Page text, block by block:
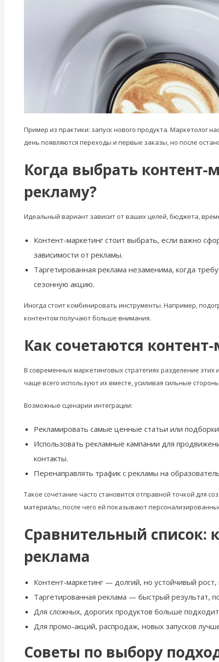
Пример из практики: запуск нового продукта. Маркетолог
день появляются переходы и первые заказы, но после
Когда выбрать
рекламу?
Идеальный вариант зависит от ваших целей, бюджета,
Контент-маркетинг стоит выбрать, если важно
зависимости от рекламы.
Таргетированная реклама незаменима, когда
сезонную акцию.
Иногда стоит комбинировать инструменты. Например,
контентом получают больше внимания.
Как сочетаются
В современных маркетинговых стратегиях разделение
чаще всего используют их вместе, усиливая сильные
Возможные сценарии интеграции:
Рекламировать самые ценные статьи или
Использовать рекламные кампании для
контакты.
Перенаправлять трафик с рекламы на
Такое сочетание часто становится отправной точкой для
материалы, после чего ей показывают
Сравнительный список:
реклама
Контент-маркетинг — долгий, но устойчивый
Таргетированная реклама — быстрый результат,
Для сложных, дорогих продуктов больше
Для промо-акций, распродаж, новых запусков
Советы по выбору